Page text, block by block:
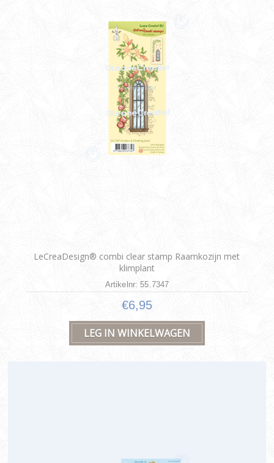
LeCreaDesign® combi clear stamp Raamkozijn met
klimplant
Artikelnr: 55.7347
€6,95